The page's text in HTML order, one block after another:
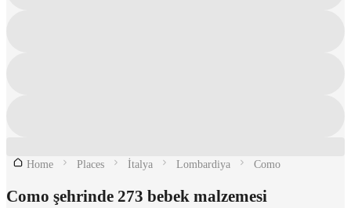
Home Places İtalya Lombardiya Como
Como şehrinde 273 bebek malzemesi